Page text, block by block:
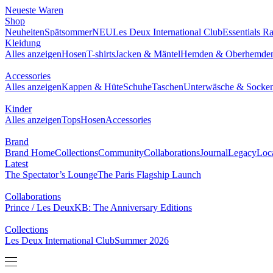
Neueste Waren
Shop
NeuheitenSpätsommerNEULes Deux International ClubEssentials
Kleidung
Alles anzeigenHosenT-shirtsJacken & MäntelHemden &
Accessories
Alles anzeigenKappen & HüteSchuheTaschenUnterwäsche &
Kinder
Alles anzeigenTopsHosenAccessories
Brand
Brand HomeCollectionsCommunityCollaborationsJournalLegacy
Latest
The Spectator’s LoungeThe Paris Flagship Launch
Collaborations
Prince / Les DeuxKB: The Anniversary Editions
Collections
Les Deux International ClubSummer 2026